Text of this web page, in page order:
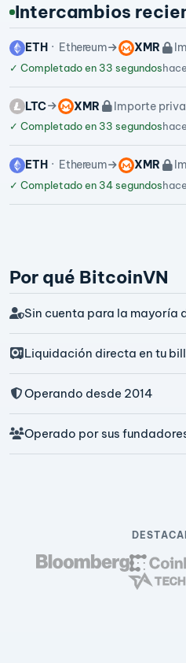
Intercambios
ETH Ethereum XMR
✓ Completado en 33 segundos
LTC XMR Importe
✓ Completado en 33 segundos
ETH Ethereum XMR
✓ Completado en 34 segundos
Por qué BitcoinVN
Sin cuenta para la mayoría
Liquidación directa en tu
Operando desde 2014
Operado por sus